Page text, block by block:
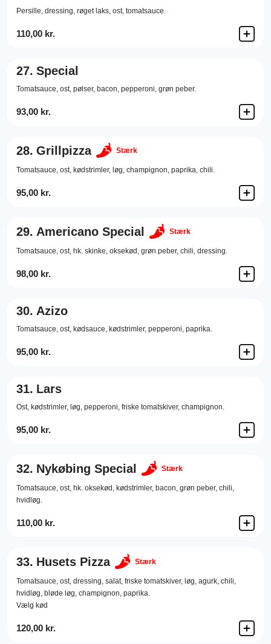
Persille, dressing, røget laks, ost, tomatsauce.
110,00 kr.
27. Special
Tomatsauce, ost, pølser, bacon, pepperoni, grøn peber.
93,00 kr.
28. Grillpizza Stærk
Tomatsauce, ost, kødstrimler, løg, champignon, paprika, chili.
95,00 kr.
29. Americano Special Stærk
Tomatsauce, ost, hk. skinke, oksekød, grøn peber, chili, dressing.
98,00 kr.
30. Azizo
Tomatsauce, ost, kødsauce, kødstrimler, pepperoni, paprika.
95,00 kr.
31. Lars
Ost, kødstrimler, løg, pepperoni, friske tomatskiver, champignon.
95,00 kr.
32. Nykøbing Special Stærk
Tomatsauce, ost, hk. oksekød, kødstrimler, bacon, grøn peber, chili,
hvidløg.
110,00 kr.
33. Husets Pizza Stærk
Tomatsauce, ost, dressing, salat, friske tomatskiver, løg, agurk, chili,
hvidløg, bløde løg, champignon, paprika.
Vælg kød
120,00 kr.